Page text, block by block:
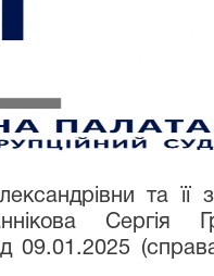
та її
Сергія
09.01.2025